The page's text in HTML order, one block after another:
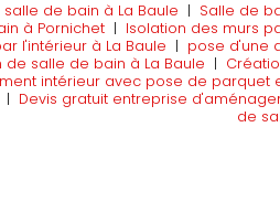
de bain à La Baule | Salle de
à Pornichet| Isolation des murs
l'intérieur à La Baule | pose d'une
de salle de bain à La Baule |
intérieur avec pose de parquet
| Devis gratuit entreprise
de